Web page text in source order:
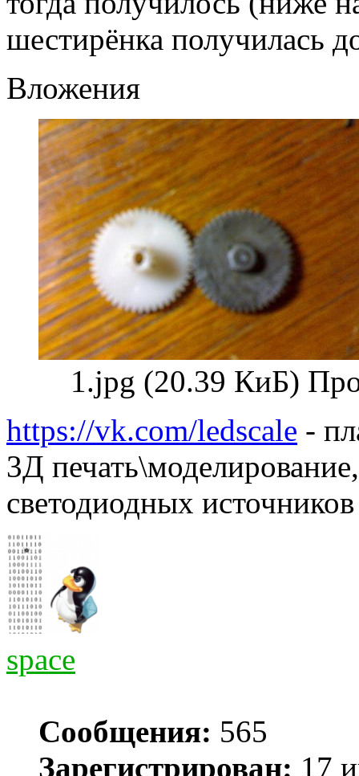
шестирёнка получилась
Вложения
1.jpg (20.39 КиБ)
https://vk.com/ledscale -
3Д
светодиодных источников
space
Сообщения: 565
Зарегистрирован: 17